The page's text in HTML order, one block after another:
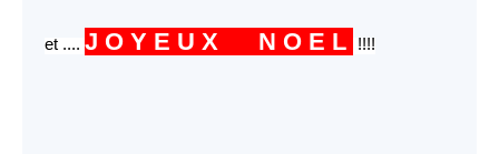
et .... J O Y E U X N O E L !!!!